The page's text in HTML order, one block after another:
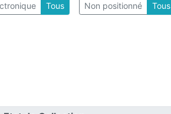
Tous Non positionné Tous